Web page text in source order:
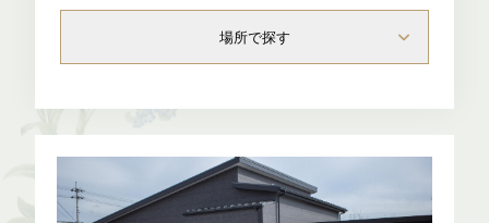
場所で探す
Flow